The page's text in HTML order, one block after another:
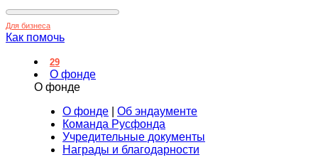
Для бизнеса
Как помочь
29
О фонде
О фонде
О фонде
Об эндаументе
Команда Русфонда
Учредительные документы
Награды и благодарности